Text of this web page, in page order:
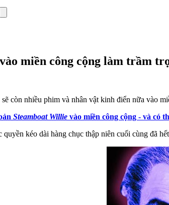
miền công cộng làm trầm
sẽ còn nhiều phim và nhân vật kinh điển nữa vào
Steamboat Willie vào miền công cộng - và có
quyền kéo dài hàng chục thập niên cuối cùng đã